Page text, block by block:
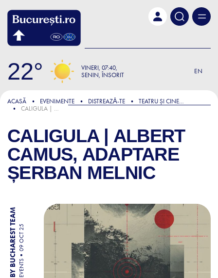
22 VINERI 07:40
SENIN, ÎNSORIT
EN
ACASĂ EVENIMENTE DISTREAZǍ-TE
TEATRU ȘI CINEMA
CALIGULA | ALBERT CAMUS, ADAPTARE ȘERBAN MELNIC
CALIGULA | ALBERT
CAMUS, ADAPTARE
ȘERBAN MELNIC
BY BUCHAREST TEAM EVENTS
09 OCT 25